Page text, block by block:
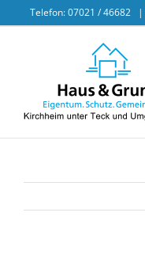
to
Telefon: 07021 / 46682 |